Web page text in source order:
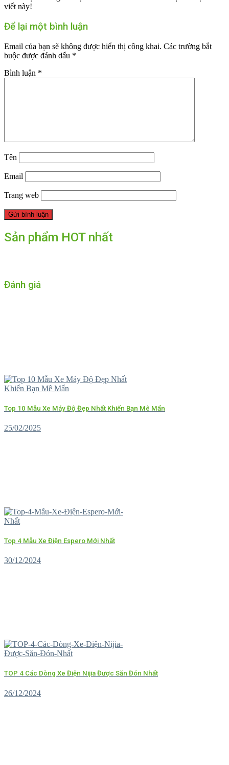
viết này!
Để lại một bình luận
Email của bạn sẽ không được hiển thị công khai. Các trường bắt
buộc được đánh dấu *
Bình luận *
Tên
Email
Trang web
Sản phẩm HOT nhất
Đánh giá
Top 10 Mẫu Xe Máy Độ Đẹp Nhất Khiến Bạn Mê Mẩn
25/02/2025
Top 4 Mẫu Xe Điện Espero Mới Nhất
30/12/2024
TOP 4 Các Dòng Xe Điện Nijia Được Săn Đón Nhất
26/12/2024